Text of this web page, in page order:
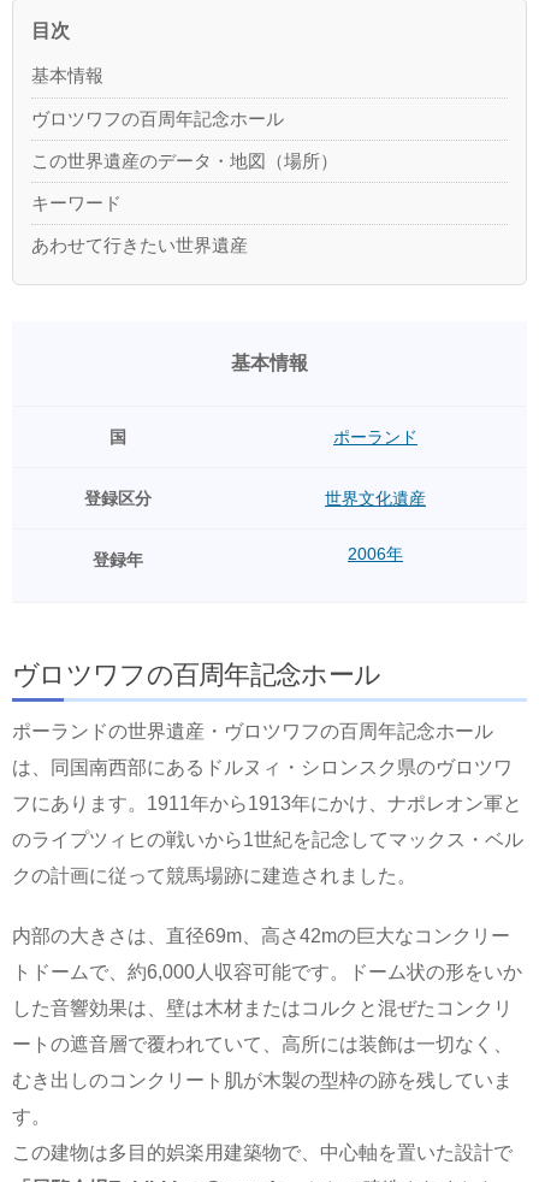
目次
基本情報
ヴロツワフの百周年記念ホール
この世界遺産のデータ・地図（場所）
キーワード
あわせて行きたい世界遺産
基本情報
国 ポーランド
登録区分 世界文化遺産
登録年 2006年
ヴロツワフの百周年記念ホール
ポーランドの世界遺産・ヴロツワフの百周年記念ホール
は、同国南西部にあるドルヌィ・シロンスク県のヴロツワ
フにあります。1911年から1913年にかけ、ナポレオン軍と
のライプツィヒの戦いから1世紀を記念してマックス・ベル
クの計画に従って競馬場跡に建造されました。
内部の大きさは、直径69m、高さ42mの巨大なコンクリー
トドームで、約6,000人収容可能です。ドーム状の形をいか
した音響効果は、壁は木材またはコルクと混ぜたコンクリ
ートの遮音層で覆われていて、高所には装飾は一切なく、
むき出しのコンクリート肌が木製の型枠の跡を残していま
す。
この建物は多目的娯楽用建築物で、中心軸を置いた設計で